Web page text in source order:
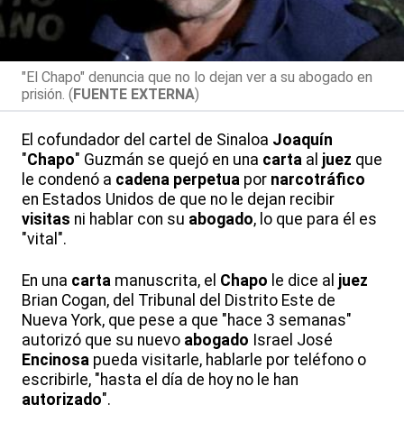
"El Chapo" denuncia que no lo dejan ver a su abogado en
prisión. (FUENTE EXTERNA)
El cofundador del cartel de Sinaloa Joaquín
"Chapo" Guzmán se quejó en una carta al juez que
le condenó a cadena perpetua por narcotráfico
en Estados Unidos de que no le dejan recibir
visitas ni hablar con su abogado, lo que para él es
"vital".
En una carta manuscrita, el Chapo le dice al juez
Brian Cogan, del Tribunal del Distrito Este de
Nueva York, que pese a que "hace 3 semanas"
autorizó que su nuevo abogado Israel José
Encinosa pueda visitarle, hablarle por teléfono o
escribirle, "hasta el día de hoy no le han
autorizado".